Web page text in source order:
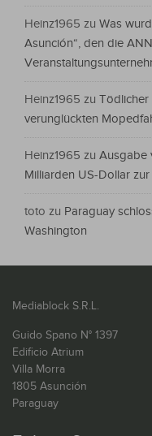
Heinz1965 zu Was
Asunción“, den die
Heinz1965 zu Tödlicher
verunglückten
Heinz1965 zu Ausgabe
Milliarden US-Dollar
toto zu Paraguay
Washington
Mediablock S.R.L.
Guido Spano N° 1397
Edificio Atrium
Villa Morra
1805 Asunción
Paraguay